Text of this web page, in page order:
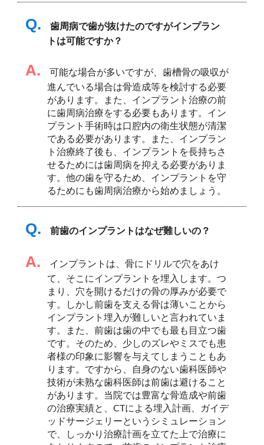
Q.
歯周病で歯が抜けたのですがインプラン
トは可能ですか？
A.
可能な場合が多いですが、歯槽骨の吸収が
進んでいる場合は骨造成等を検討する必要
があります。また、インプラント治療の前
に歯周病治療をする必要もあります。イン
プラント手術時は口腔内の衛生状態が清潔
である必要があります。また、インプラン
ト治療終了後も、インプラントを長持ちさ
せるためには歯周病を抑える必要がありま
す。他の歯を守るため、インプラントを守
るためにも歯周病治療から始めましょう。
Q. 前歯のインプラントはなぜ難しいの？
A.
インプラントは、骨にドリルで穴をあけ
て、そこにインプラントを埋入します。つ
まり、穴を開けるだけの骨の厚みが必要で
す。しかし前歯を支える骨は薄いことから
インプラント埋入が難しいと言われていま
す。また、前歯は歯の中でも最も目立つ歯
です。そのため、少しのズレやミスでも患
者様の印象に影響を与えてしまうこともあ
ります。ですから、自身のない歯科医師や
技術が未熟な歯科医師は前歯は避けること
があります。当院では豊富な骨造成や前歯
の治療実績と、CTによる埋入計画、ガイデ
ッドサージェリーというシミュレーション
で、しっかり治療計画を立てた上で治療に